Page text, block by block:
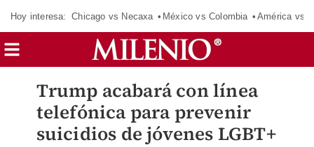
Hoy interesa: Chicago vs Necaxa México vs Colombia América vs
Trump acabará con línea
telefónica para prevenir
suicidios de jóvenes LGBT+